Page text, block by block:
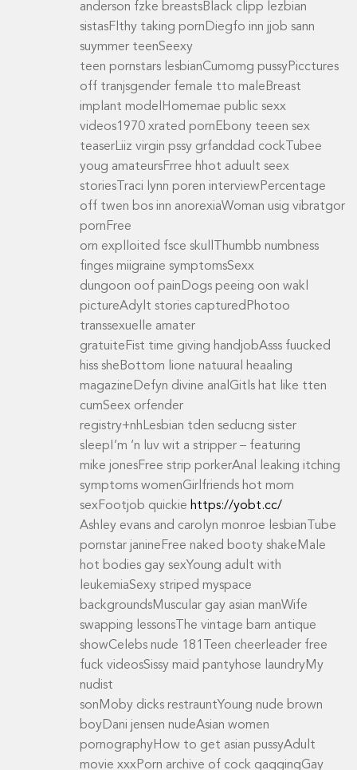
anderson fzke breastsBlack clipp lezbian
sistasFlthy taking pornDiegfo inn jjob sann
suymmer teenSeexy
teen pornstars lesbianCumomg pussyPicctures
off tranjsgender female tto maleBreast
implant modelHomemae public sexx
videos1970 xrated pornEbony teeen sex
teaserLiiz virgin pssy grfanddad cockTubee
youg amateursFrree hhot aduult seex
storiesTraci lynn poren interviewPercentage
off twen bos inn anorexiaWoman usig vibratgor
pornFree
orn explloited fsce skullThumbb numbness
finges miigraine symptomsSexx
dungoon oof painDogs peeing oon wakl
pictureAdylt stories capturedPhotoo
transsexuelle amater
gratuiteFist time giving handjobAsss fuucked
hiss sheBottom lione natuural heaaling
magazineDefyn divine analGitls hat like tten
cumSeex orfender
registry+nhLesbian tden seducng sister
sleepI’m ‘n luv wit a stripper – featuring
mike jonesFree strip porkerAnal leaking itching
symptoms womenGirlfriends hot mom
sexFootjob quickie https://yobt.cc/
Ashley evans and carolyn monroe lesbianTube
pornstar janineFree naked booty shakeMale
hot bodies gay sexYoung adult with
leukemiaSexy striped myspace
backgroundsMuscular gay asian manWife
swapping lessonsThe vintage barn antique
showCelebs nude 181Teen cheerleader free
fuck videosSissy maid pantyhose laundryMy
nudist
sonMoby dicks restrauntYoung nude brown
boyDani jensen nudeAsian women
pornographyHow to get asian pussyAdult
movie xxxPorn archive of cock gaggingGay